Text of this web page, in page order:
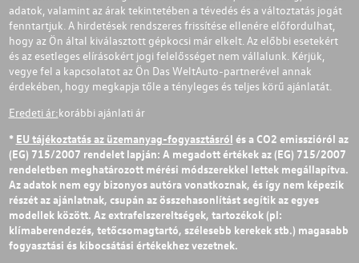
adatok, valamint az árak tekintetében a tévedés és a változtatás jogát
fenntartjuk. A hirdetések rendszeres frissítése ellenére előfordulhat,
hogy az Ön által kiválasztott gépkocsi már elkelt. Az előbbi esetekért
és az esetleges elírásokért jogi felelősséget nem vállalunk. Kérjük,
vegye fel a kapcsolatot az Ön Das WeltAuto-partnerével annak
érdekében, hogy megkapja tőle a tényleges és teljes körű ajánlatát.
Eredeti ár:korábbi ajánlati ár
* EU tájékoztatás az üzemanyag-fogyasztásról és a CO2 emisszióról az
(EG) 715/2007 rendelet lapján: A megadott értékek az (EG) 715/2007
rendeletben meghatározott mérési módszerekkel lettek megállapítva.
Az adatok nem egy bizonyos autóra vonatkoznak, és így nem képezik
részét az ajánlatnak, csupán az összehasonlítást segítik az egyes
modellek között. Az extrafelszereltségek, tartozékok (pl:
klímaberendezés, tetőcsomagtartó, szélesebb kerekek stb.) magasabb
fogyasztási és kibocsátási értékekhez vezetnek.